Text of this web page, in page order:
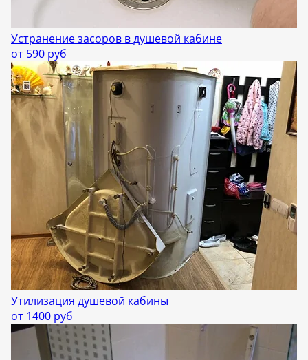
Устранение засоров в душевой кабине
от 590 руб
Утилизация душевой кабины
от 1400 руб